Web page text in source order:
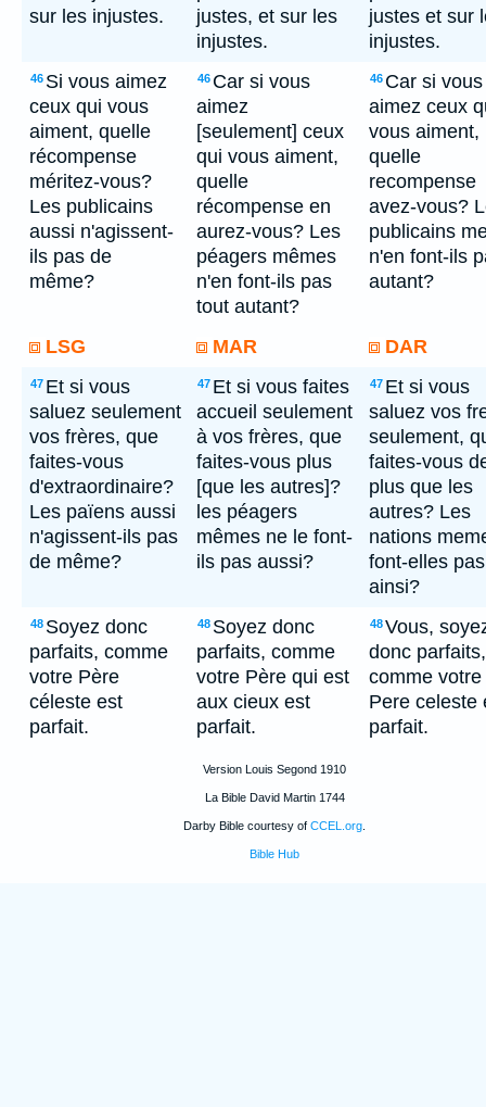
sur les injustes.
justes, et sur les
injustes.
justes et sur
injustes.
46 Si vous aimez
ceux qui vous
aiment, quelle
récompense
méritez-vous?
Les publicains
aussi n'agissent-
ils pas de
même?
46 Car si vous
aimez
[seulement] ceux
qui vous aiment,
quelle
récompense en
aurez-vous? Les
péagers mêmes
n'en font-ils pas
tout autant?
46 Car si vous
aimez ceux
vous aiment,
quelle
recompense
avez-vous?
publicains
n'en font-ils
autant?
LSG MAR DAR
47 Et si vous
saluez seulement
vos frères, que
faites-vous
d'extraordinaire?
Les païens aussi
n'agissent-ils pas
de même?
47 Et si vous faites
accueil seulement
à vos frères, que
faites-vous plus
[que les autres]?
les péagers
mêmes ne le font-
ils pas aussi?
47 Et si vous
saluez vos
seulement,
faites-vous
plus que les
autres? Les
nations
font-elles pas
ainsi?
48 Soyez donc
parfaits, comme
votre Père
céleste est
parfait.
48 Soyez donc
parfaits, comme
votre Père qui est
aux cieux est
parfait.
48Vous,
donc parfaits,
comme votre
Pere celeste
parfait.
Version Louis Segond 1910
La Bible David Martin 1744
Darby Bible courtesy of CCEL.org
Bible Hub